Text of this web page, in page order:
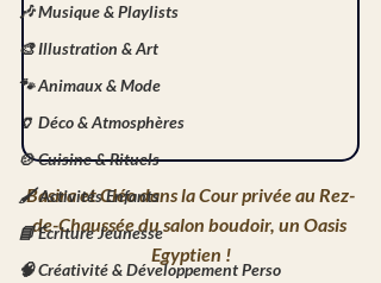
🎶 Musique & Playlists
🎨 Illustration & Art
🐾 Animaux & Mode
🏺 Déco & Atmosphères
🍲 Cuisine & Rituels
🖌️ Activités Enfants
📘 Écriture Jeunesse
🧠 Créativité & Développement Perso
Basira et Cléo dans la Cour privée au Rez-
de-Chaussée du salon boudoir, un Oasis
Egyptien !